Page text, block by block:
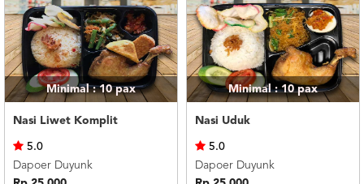
Minimal : 10pax
Nasi Liwet Komplit
5.0
Dapoer Duyunk
Minimal : 10pax
Nasi Uduk
5.0
Dapoer Duyunk